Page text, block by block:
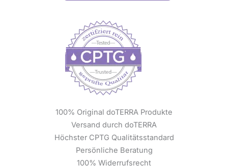
100% Original doTERRA Produkte
Versand durch doTERRA
Höchster CPTG Qualitätsstandard
Persönliche Beratung
100% Widerrufsrecht